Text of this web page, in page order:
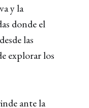
y la
donde el
las
explorar los
ante la